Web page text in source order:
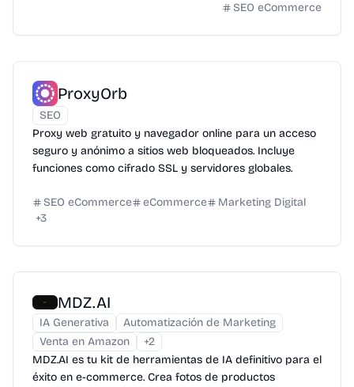
SEO eCommerce
ProxyOrb
SEO
Proxy web gratuito y navegador online para un acceso
seguro y anónimo a sitios web bloqueados. Incluye
funciones como cifrado SSL y servidores globales.
SEO eCommerce eCommerce
Marketing Digital
+3
MDZ.AI
IA Generativa
Automatización de Marketing
Venta en Amazon
+2
MDZ.AI es tu kit de herramientas de IA definitivo para el
éxito en e-commerce. Crea fotos de productos